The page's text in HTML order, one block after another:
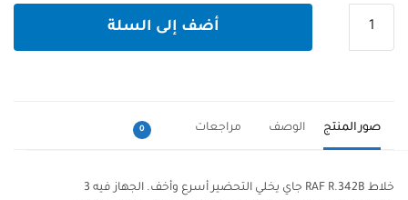
R.342B
أضف إلى السلة
صور المنتج الوصف مراجعات 0
خلاط RAF R.342B جاي يخلي التحضير أسرع وأخف. الجهاز فيه 3